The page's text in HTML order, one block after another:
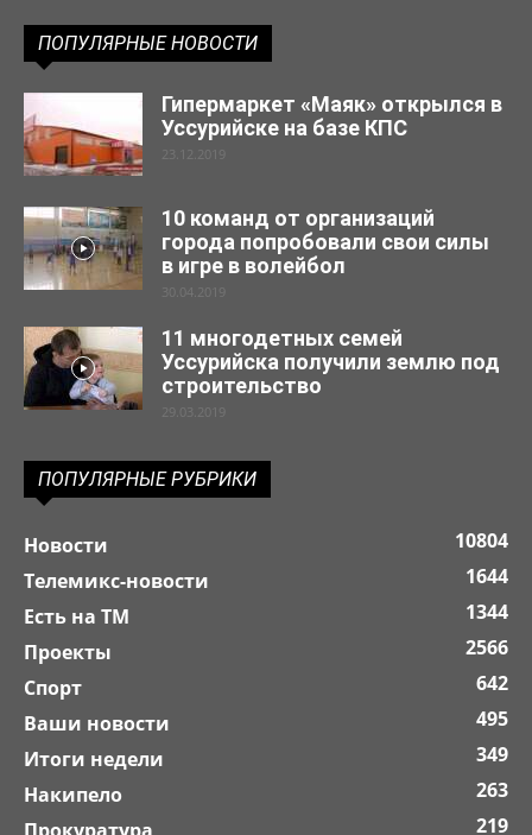
ПОПУЛЯРНЫЕ НОВОСТИ
Гипермаркет «Маяк» открылся в
Уссурийске на базе КПС
23.12.2019
10 команд от организаций
города попробовали свои силы
в игре в волейбол
30.04.2019
11 многодетных семей
Уссурийска получили землю под
строительство
29.03.2019
ПОПУЛЯРНЫЕ РУБРИКИ
Новости
10804
Телемикс-новости
1644
Есть на ТМ
1344
Проекты
2566
Спорт
642
Ваши новости
495
Итоги недели
349
Накипело
263
219